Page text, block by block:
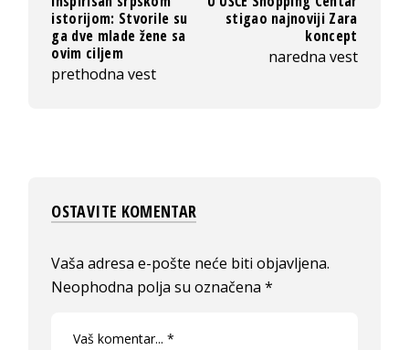
istorijom: Stvorile su
ga dve mlade žene sa
ovim ciljem
prethodna vest
stigao najnoviji Zara
koncept
naredna vest
OSTAVITE KOMENTAR
Vaša adresa e-pošte neće biti objavljena.
Neophodna polja su označena*